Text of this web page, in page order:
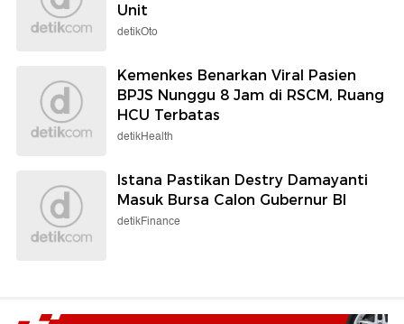
Unit
detikOto
Kemenkes Benarkan Viral Pasien
BPJS Nunggu 8 Jam di RSCM, Ruang
HCU Terbatas
detikHealth
Istana Pastikan Destry Damayanti
Masuk Bursa Calon Gubernur BI
detikFinance